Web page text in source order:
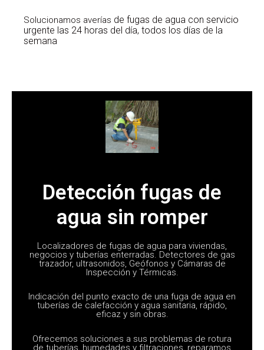
Solucionamos averías de fugas de agua con servicio
urgente las 24 horas del día, todos los días de la
semana
Detección fugas de
agua sin romper
Localizadores de fugas de agua para viviendas,
negocios y tuberías enterradas. Detectores de gas
trazador, ultrasonidos, Geófonos y Cámaras de
Inspección y Térmicas.
Indicación del punto exacto de una fuga de agua en
tuberías de calefacción y agua sanitaria, rápido,
eficaz y sin obras.
Ofrecemos soluciones a sus problemas de rotura
de tuberías, humedades y filtraciones, reparamos